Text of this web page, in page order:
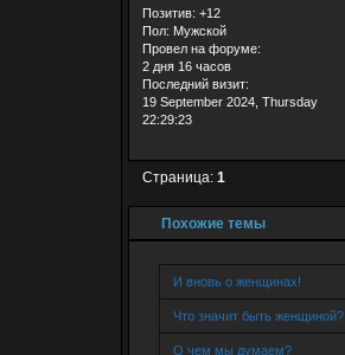
Позитив: +12
Пол: Мужской
Провел на форуме:
2 дня 16 часов
Последний визит:
19 September 2024, Thursday
22:29:23
Страница: 1
Похожие темы
И вновь о женщинах!
Что значит быть женщиной?
О чем мы думаем?